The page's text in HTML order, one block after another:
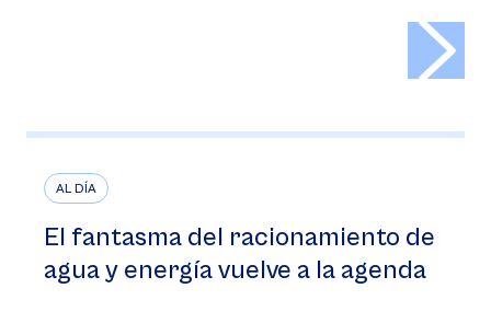
AL DÍA
El fantasma del racionamiento de
agua y energía vuelve a la agenda